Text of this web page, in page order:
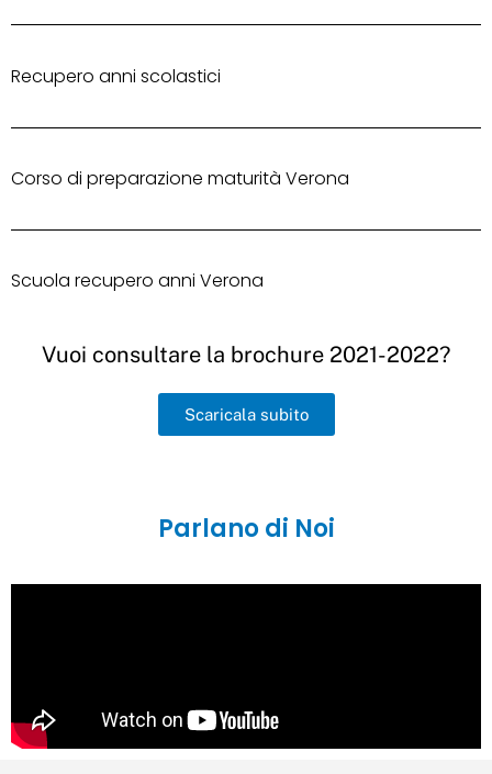
Recupero anni scolastici
Corso di preparazione maturità Verona
Scuola recupero anni Verona
Vuoi consultare la brochure 2021-2022?
Scaricala subito
Parlano di Noi